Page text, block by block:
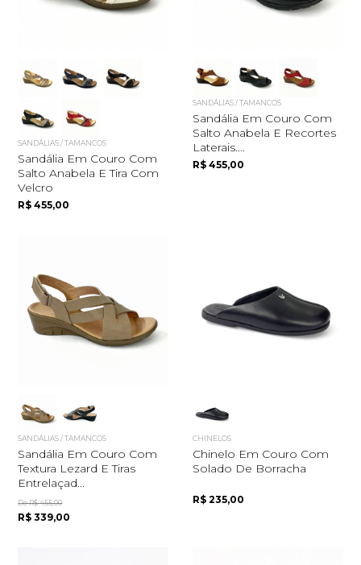
SANDÁLIAS / TAMANCOS
Sandália Em Couro Com
Salto Anabela E Tira Com
Velcro
R$ 455,00
SANDÁLIAS / TAMANCOS
Sandália Em Couro Com
Salto Anabela E Recortes
Laterais....
R$ 455,00
SANDÁLIAS / TAMANCOS
Sandália Em Couro Com
Textura Lezard E Tiras
Entrelaçad...
De R$ 455,00
R$ 339,00
CHINELOS
Chinelo Em Couro Com
Solado De Borracha
R$ 235,00